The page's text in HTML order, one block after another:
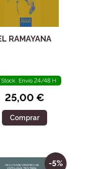
RAMAYANA
Stock. Envío 24/48 H
25,00 €
Comprar
-5%